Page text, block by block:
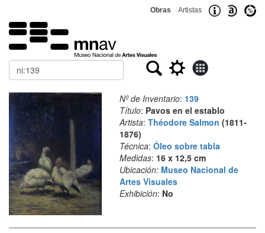
Obras Artistas
Buscar
Nº de Inventario: 139
Título: Pavos en el establo
Artista: Théodore Salmon (1811-
1876)
Técnica: Óleo sobre tabla
Medidas: 16 x 12,5 cm
Ubicación: Museo Nacional de
Artes Visuales
Exhibición: No